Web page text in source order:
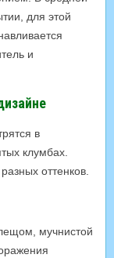
для этой
и
в
клумбах.
оттенков.
мучнистой